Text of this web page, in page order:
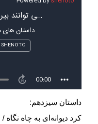
داستان سیزدهم:
کرد دیوانه‌ای به چاه